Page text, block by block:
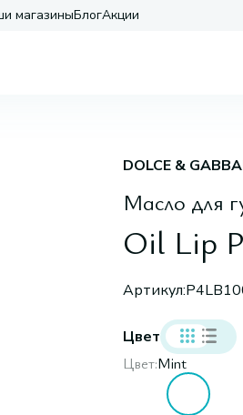
магазиныБлогАкции
DOLCE &
Масло для
Oil Lip
Артикул:
Цвет
Цвет:Mint